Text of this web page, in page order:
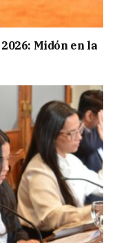
Midón en la